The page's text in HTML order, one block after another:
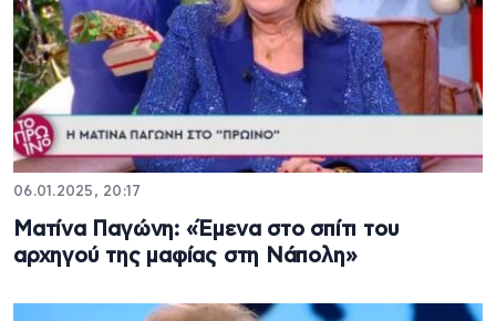
06.01.2025, 20:17
Ματίνα Παγώνη: «Έμενα στο σπίτι του
αρχηγού της μαφίας στη Νάπολη»